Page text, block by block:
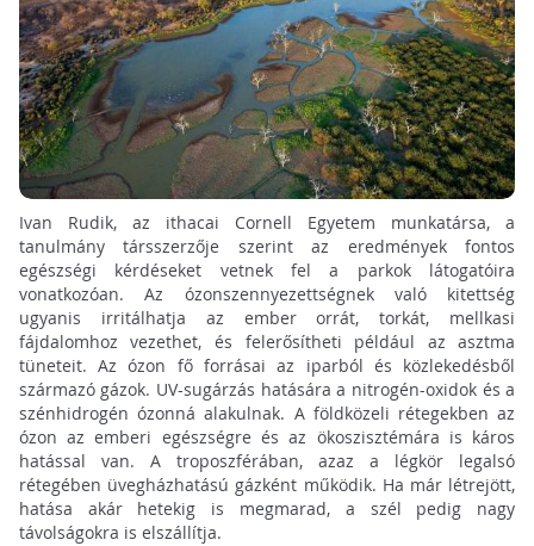
Ivan Rudik, az ithacai Cornell Egyetem munkatársa, a
tanulmány társszerzője szerint az eredmények fontos
egészségi kérdéseket vetnek fel a parkok látogatóira
vonatkozóan. Az ózonszennyezettségnek való kitettség
ugyanis irritálhatja az ember orrát, torkát, mellkasi
fájdalomhoz vezethet, és felerősítheti például az asztma
tüneteit. Az ózon fő forrásai az iparból és közlekedésből
származó gázok. UV-sugárzás hatására a nitrogén-oxidok és a
szénhidrogén ózonná alakulnak. A földközeli rétegekben az
ózon az emberi egészségre és az ökoszisztémára is káros
hatással van. A troposzférában, azaz a légkör legalsó
rétegében üvegházhatású gázként működik. Ha már létrejött,
hatása akár hetekig is megmarad, a szél pedig nagy
távolságokra is elszállítja.